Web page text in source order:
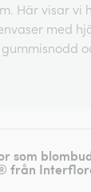
Här visar vi
med
som
från